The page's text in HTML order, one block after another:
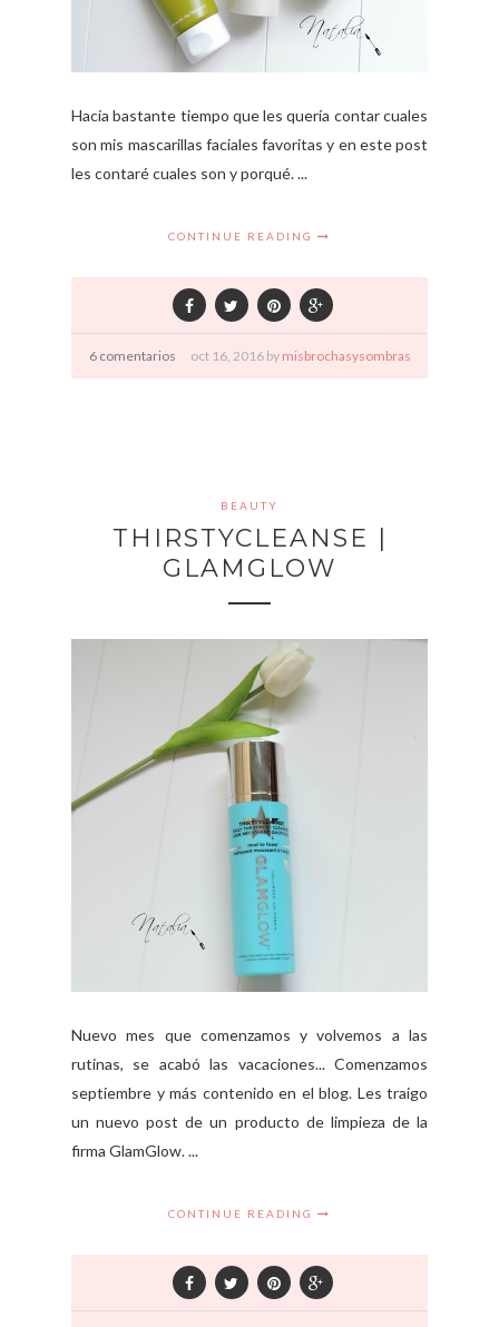
Hacía bastante tiempo que les quería contar cuales
son mis mascarillas faciales favoritas y en este post
les contaré cuales son y porqué. ...
CONTINUE READING
6 comentarios oct 16, 2016 by misbrochasysombras
BEAUTY
THIRSTYCLEANSE |
GLAMGLOW
Nuevo mes que comenzamos y volvemos a las
rutinas, se acabó las vacaciones... Comenzamos
septiembre y más contenido en el blog. Les traigo
un nuevo post de un producto de limpieza de la
firma GlamGlow. ...
CONTINUE READING